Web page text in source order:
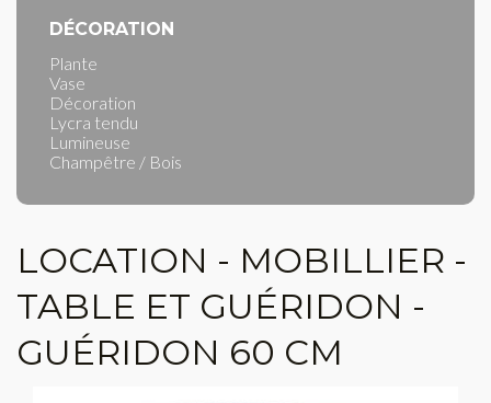
DÉCORATION
Plante
Vase
Décoration
Lycra tendu
Lumineuse
Champêtre / Bois
LOCATION - MOBILLIER -
TABLE ET GUÉRIDON -
GUÉRIDON 60 CM